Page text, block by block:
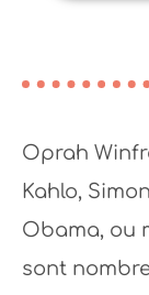
Oprah
Kahlo,
Obama, ou
sont